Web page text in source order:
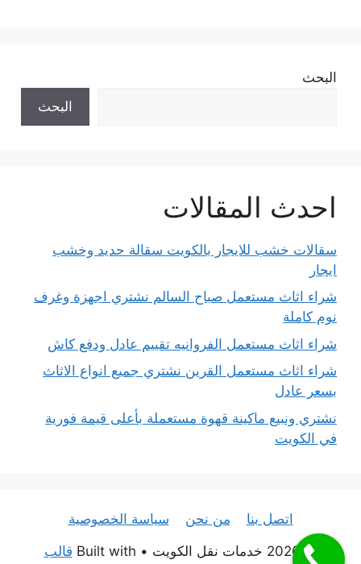
البحث
البحث
احدث المقالات
سقالات خشب للايجار بالكويت سقالة حديد وخشب
ايجار
شراء اثاث مستعمل صباح السالم نشتري اجهزة وغرف
نوم كاملة
شراء اثاث مستعمل الفروانيه تقييم عادل ودفع كاش
شراء اثاث مستعمل القرين نشتري جميع انواع الاثاث
بسعر عادل
نشتري ونبيع ماكينة قهوة مستعملة بأعلى قيمة فورية
في الكويت
اتصل بنا من نحن
سياسة الخصوصية
© 2026 خدمات نقل الكويت
• Built with
قالب